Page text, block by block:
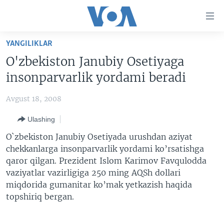
Boshiga
qayting
Qidiruvga
o'ting
VATANDOSHLAR
MULTIMEDIA
AMERIKA MANZARALARI
XALQARO HAYOT
VASHINGTON CHOYXONASI
IJTIMOIY TARMOQLAR
FACEBOOK
YOUTUBE
INGLIZ TILI DARSLARI
EDITORIAL
YANGILIKLAR
O'zbekiston Janubiy Osetiyaga
insonparvarlik yordami beradi
Avgust 18, 2008
Ulashing
O`zbekiston Janubiy Osetiyada urushdan aziyat
chekkanlarga insonparvarlik yordami ko’rsatishga
qaror qilgan. Prezident Islom Karimov Favqulodda
vaziyatlar vazirligiga 250 ming AQSh dollari
miqdorida gumanitar ko’mak yetkazish haqida
topshiriq bergan.